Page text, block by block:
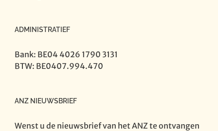
ADMINISTRATIEF
Bank: BE04 4026 1790 3131
BTW: BE0407.994.470
ANZ NIEUWSBRIEF
Wenst u de nieuwsbrief van het ANZ te ontvangen